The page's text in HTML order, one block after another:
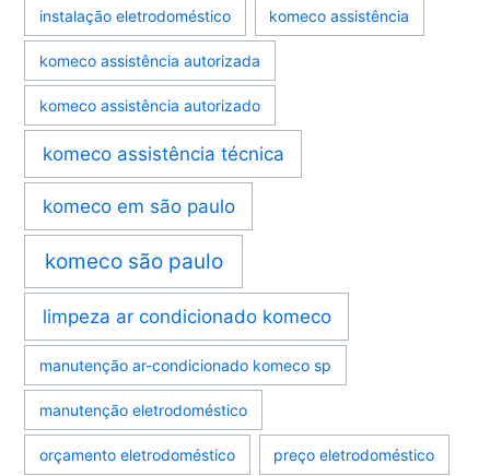
instalação eletrodoméstico komeco assistência
komeco assistência autorizada
komeco assistência autorizado
komeco assistência técnica
komeco em são paulo
komeco são paulo
limpeza ar condicionado komeco
manutenção ar-condicionado komeco sp
manutenção eletrodoméstico
orçamento eletrodoméstico preço eletrodoméstico